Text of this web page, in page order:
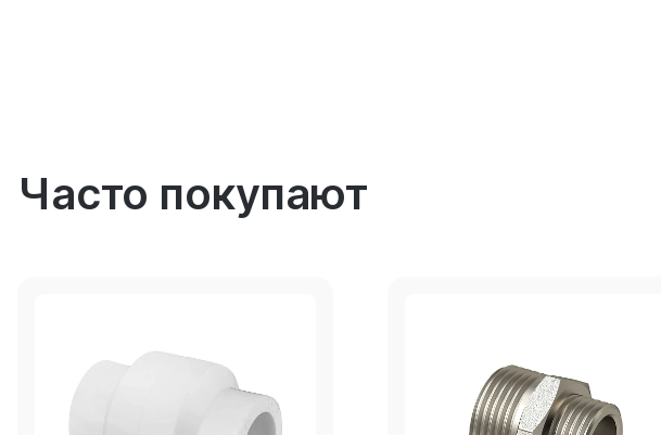
Часто покупают